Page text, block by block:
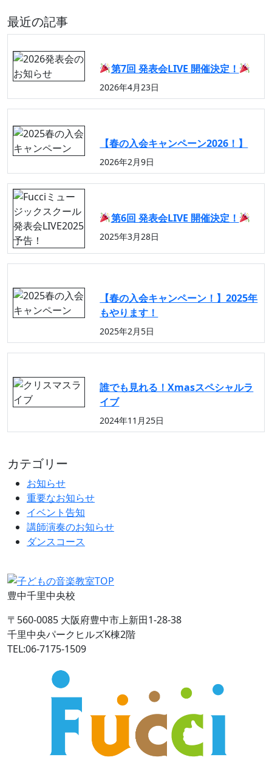
最近の記事
第7回 発表会LIVE 開催決定！
2026年4月23日
【春の入会キャンペーン2026！】
2026年2月9日
第6回 発表会LIVE 開催決定！
2025年3月28日
【春の入会キャンペーン！】2025年
もやります！
2025年2月5日
誰でも見れる！Xmasスペシャルラ
イブ
2024年11月25日
カテゴリー
お知らせ
重要なお知らせ
イベント告知
講師演奏のお知らせ
ダンスコース
豊中千里中央校
〒560-0085 大阪府豊中市上新田1-28-38
千里中央パークヒルズK棟2階
TEL:06-7175-1509